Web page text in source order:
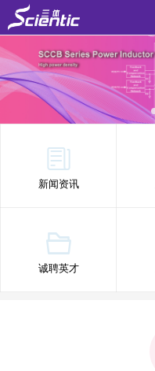
新闻资讯
诚聘英才